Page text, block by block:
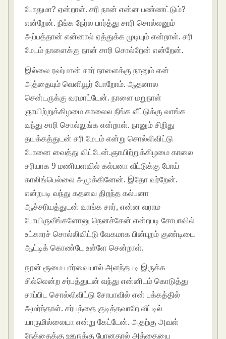
போதுமா? ஏன்றாள். சரி நான் என்ன பண்ணட்டும்?
என்றேன். நீங்க நேர்ல பார்த்து சாரி சொல்லனும்
அப்பத்தான் என்னால் ஏத்துக்க முடியும் என்றாள். சரி
மேடம் நாளைக்கு நான் சாரி சொல்றேன் என்றேன்.
இல்லை ரஹ்மான் சார் நாளைக்கு நானும் என்
அத்தையும் வெளியூர் போறோம். ஆதனால
சென்டருக்கு வரமாட்டேன். நாளை மறுநாள்
ஞாயிற்றுக்கிழமை காலைல நீங்க வீட்டுக்கு வாங்க
வந்து சாரி சொல்லுங்க என்றாள். நானும் சிறிது
தயக்கத்துடன் சரி மேடம் என்று சொல்லிவிட்டு
போனை வைத்து விட்டேன்.ஞாயிற்றுக்கிழமை காலை
சரியாக 9 மணியளவில் கல்பனா வீட்டுக்கு போய்
காலிங்பெல்லை அமுக்கினேன். இதோ வர்றேன்.
என்றபடி வந்து கதவை திறந்த கல்பனா
ஆச்சரியத்துடன் வாங்க சார், என்ன வராம
போயிருவீங்களோனு நெனச்சேன் என்றபடி சோபாவில்
உட்காரச் சொல்லிவிட்டு வேகமாக பின்புறம் குண்டியை
ஆட்டிக் கொண்டே உள்ளே சென்றாள்.
நூன் ரூமை பார்வையால் அளந்தபடி இருக்க
சில்லென்ற சர்பத்துடன் வந்து என்னிடம் கொடுத்து
சாப்பிட சொல்லிவிட்டு சோபாவில் என் பக்கத்தில்
அமர்ந்தாள். சர்பத்தை குடித்தவாறே வீட்டில்
யாருமில்லையா என்று கேட்டேன். அதற்கு அவள்
நேத்தைக்கு ஊருக்கு போனதால் அத்தையை